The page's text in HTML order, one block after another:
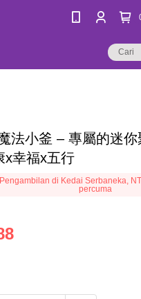
法小釜 – 專屬的迷
x幸福x五行
di Kedai Serbaneka,
percuma